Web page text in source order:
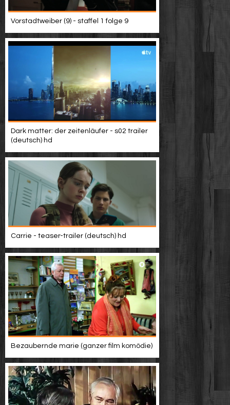
Vorstadtweiber (9) - staffel 1 folge 9
Dark matter: der zeitenläufer - s02 trailer
(deutsch) hd
Carrie - teaser-trailer (deutsch) hd
Bezaubernde marie (ganzer film komödie)